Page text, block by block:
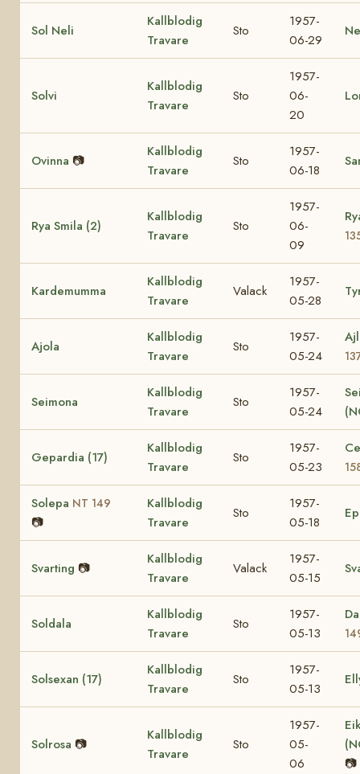
Sol Neli
Kallblodig
Travare
Sto
1957-
06-29
Solvi
Kallblodig
Travare
Sto
1957-
06-
20
Ovinna 📷
Kallblodig
Travare
Sto
1957-
06-18
Rya Smila (2)
Kallblodig
Travare
Sto
1957-
06-
09
Kardemumma
Kallblodig
Travare
Valack
1957-
05-28
Ajola
Kallblodig
Travare
Sto
1957-
05-24
Seimona
Kallblodig
Travare
Sto
1957-
05-24
Gepardia (17)
Kallblodig
Travare
Sto
1957-
05-23
Solepa NT 149
📷
Kallblodig
Travare
Sto
1957-
05-18
Svarting 📷
Kallblodig
Travare
Valack
1957-
05-15
Soldala
Kallblodig
Travare
Sto
1957-
05-13
Solsexan (17)
Kallblodig
Travare
Sto
1957-
05-13
Solrosa 📷
Kallblodig
Travare
Sto
1957-
05-
06
📷